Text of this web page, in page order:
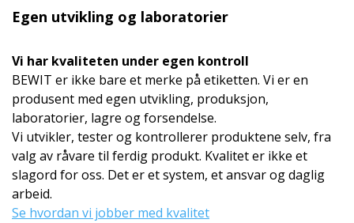
Egen utvikling og laboratorier
Vi har kvaliteten under egen kontroll
BEWIT er ikke bare et merke på etiketten. Vi er en
produsent med egen utvikling, produksjon,
laboratorier, lagre og forsendelse.
Vi utvikler, tester og kontrollerer produktene selv, fra
valg av råvare til ferdig produkt. Kvalitet er ikke et
slagord for oss. Det er et system, et ansvar og daglig
arbeid.
Se hvordan vi jobber med kvalitet